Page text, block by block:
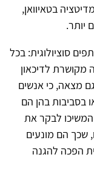
של מדיטציה בטאיוואן,
יותר.
סוציולוגית: בכל
מקושרת לדיכאון
מצאה, כי אנשים
בסביבות בהן הם
המשיכו לבקר את
שכך הם מונעים
הפכה להגנה